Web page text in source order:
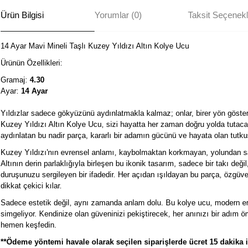
Ürün Bilgisi Yorumlar (0) Taksit
14 Ayar Mavi Mineli Taşlı Kuzey Yıldızı Altın Kolye Ucu
Ürünün Özellikleri:
Gramaj: 4.30
Ayar: 14 Ayar
Yıldızlar sadece gökyüzünü aydınlatmakla kalmaz; onlar, birer yön
Kuzey Yıldızı Altın Kolye Ucu, sizi hayatta her zaman doğru yolda
aydınlatan bu nadir parça, kararlı bir adamın gücünü ve hayata olan
Kuzey Yıldızı'nın evrensel anlamı, kaybolmaktan korkmayan, yolundan
Altının derin parlaklığıyla birleşen bu ikonik tasarım, sadece bir takı
duruşunuzu sergileyen bir ifadedir. Her açıdan ışıldayan bu parça,
dikkat çekici kılar.
Sadece estetik değil, aynı zamanda anlam dolu. Bu kolye ucu, modern
simgeliyor. Kendinize olan güveninizi pekiştirecek, her anınızı bir adım
hemen keşfedin.
**Ödeme yöntemi havale olarak seçilen siparişlerde ücret 15